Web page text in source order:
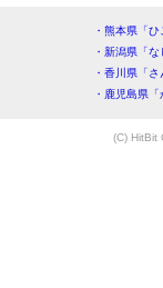
・熊本県「
・新潟県「
・香川県「
・鹿児島県
(C) HitBit